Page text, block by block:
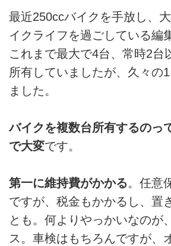
最近250ccバイクを手放し、
イクライフを過ごしている編
これまで最大で4台、常時2台
所有していましたが、久々の
ました。
バイクを複数台所有するのっ
で大変です。
第一に維持費がかかる。任意
ですが、税金もかかるし、置
とも。何よりやっかいなのが
ス。車検はもちろんですが、